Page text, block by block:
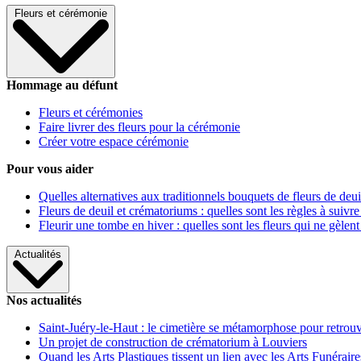
Fleurs et cérémonie
Hommage au défunt
Fleurs et cérémonies
Faire livrer des fleurs pour la cérémonie
Créer votre espace cérémonie
Pour vous aider
Quelles alternatives aux traditionnels bouquets de fleurs de
Fleurs de deuil et crématoriums : quelles sont les règles à
Fleurir une tombe en hiver : quelles sont les fleurs qui ne gèlent
Actualités
Nos actualités
Saint-Juéry-le-Haut : le cimetière se métamorphose pour
Un projet de construction de crématorium à Louviers
Quand les Arts Plastiques tissent un lien avec les Arts